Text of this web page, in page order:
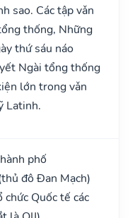
sao. Các tập vǎn
thống, Những
thứ sáu náo
Ngài tổng thống
lớn trong vǎn
Latinh.
phố
đô Đan Mạch)
Quốc tế các